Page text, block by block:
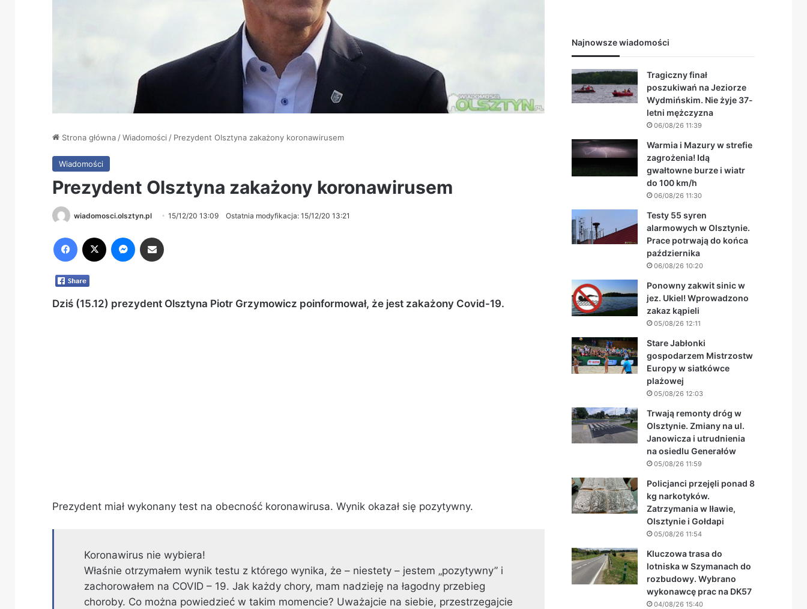
Strona główna/Wiadomości / Prezydent Olsztyna zakażony koronawirusem
Wiadomości
Prezydent Olsztyna zakażony koronawirusem
wiadomosci.olsztyn.pl 15/12/20 13:09 Ostatnia modyfikacja: 15/12/20 13:21
Dziś (15.12) prezydent Olsztyna Piotr Grzymowicz poinformował, że jest zakażony Covid-19.
Prezydent miał wykonany test na obecność koronawirusa. Wynik okazał się pozytywny.
Koronawirus nie wybiera!
Właśnie otrzymałem wynik testu z którego wynika, że – niestety – jestem „pozytywny” i
zachorowałem na COVID – 19. Jak każdy chory, mam nadzieję na łagodny przebieg
choroby. Co można powiedzieć w takim momencie? Uważajcie na siebie, przestrzegajcie
Najnowsze wiadomości
Tragiczny finał
poszukiwań na Jeziorze
Wydmińskim. Nie żyje 37-
letni mężczyzna
06/08/26 11:39
Warmia i Mazury w strefie
zagrożenia! Idą
gwałtowne burze i wiatr
do 100 km/h
06/08/26 11:30
Testy 55 syren
alarmowych w Olsztynie.
Prace potrwają do końca
października
06/08/26 10:20
Ponowny zakwit sinic w
jez. Ukiel! Wprowadzono
zakaz kąpieli
05/08/26 12:11
Stare Jabłonki
gospodarzem Mistrzostw
Europy w siatkówce
plażowej
05/08/26 12:03
Trwają remonty dróg w
Olsztynie. Zmiany na ul.
Janowicza i utrudnienia
na osiedlu Generałów
05/08/26 11:59
Policjanci przejęli ponad 8
kg narkotyków.
Zatrzymania w Iławie,
Olsztynie i Gołdapi
05/08/26 11:54
Kluczowa trasa do
lotniska w Szymanach do
rozbudowy. Wybrano
wykonawcę prac na DK57
04/08/26 15:40